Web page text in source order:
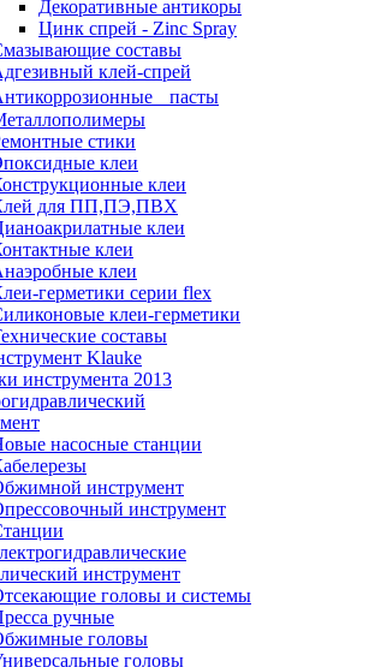
Декоративные антикоры
Цинк спрей - Zinc Spray
составы
клей-спрей
пасты
стики
клеи
клеи
для ПП,ПЭ,ПВХ
клеи
клеи
клеи
герметики серии flex
клеи-герметики
составы
Klauke
инструмента 2013
насосные станции
инструмент
инструмент
инструмент
головы и системы
ручные
головы
головы